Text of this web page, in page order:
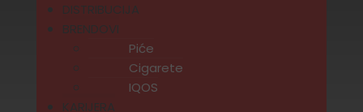
DISTRIBUCIJA
BRENDOVI
Piće
Cigarete
IQOS
KARIJERA